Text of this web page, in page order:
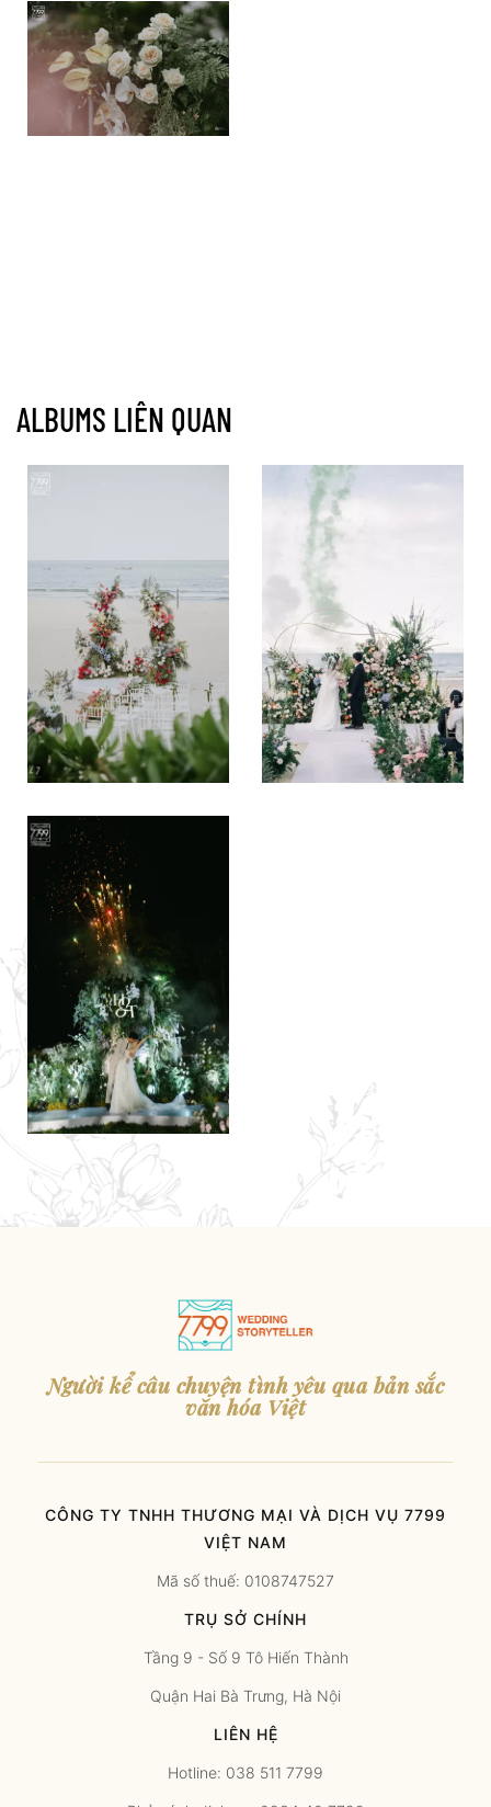
ALBUMS LIÊN QUAN
Người kể câu chuyện tình yêu qua bản sắc
văn hóa Việt
CÔNG TY TNHH THƯƠNG MẠI VÀ DỊCH VỤ 7799
VIỆT NAM
Mã số thuế: 0108747527
TRỤ SỞ CHÍNH
Tầng 9 - Số 9 Tô Hiến Thành
Quận Hai Bà Trưng, Hà Nội
LIÊN HỆ
Hotline: 038 511 7799